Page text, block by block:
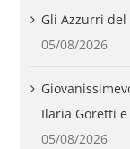
Gli Azzurri
05/08/2026
Ilaria Goretti e
05/08/2026